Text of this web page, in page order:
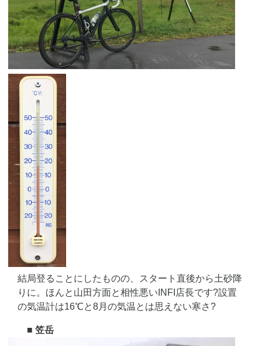
結局登ることにしたものの、スタート直後から土砂降
りに。ほんと山田方面と相性悪いINFI店長です?設置
の気温計は16℃と8月の気温とは思えない寒さ?
■ 笠岳